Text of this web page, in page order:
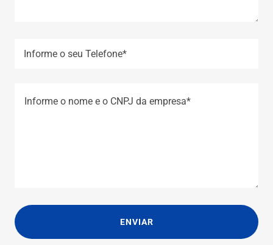
Informe o seu Telefone*
ENVIAR